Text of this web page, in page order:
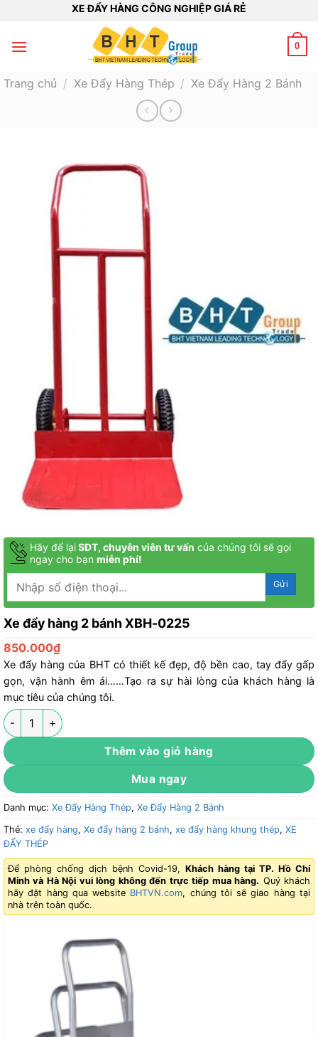
nội
XE ĐẨY HÀNG CÔNG NGHIỆP GIÁ RẺ
0
Trang chủ / Xe Đẩy Hàng Thép / Xe Đẩy Hàng 2 Bánh
Hãy để lạiSĐT, chuyên viên tư vấn của chúng tôi sẽ gọi
ngay cho bạn miễn phí!
Xe đẩy hàng 2 bánh XBH-0225
850.000₫
Xe đẩy hàng của BHT có thiết kế đẹp, độ bền cao, tay đẩy gấp
gọn, vận hành êm ái……Tạo ra sự hài lòng của khách hàng là
mục tiêu của chúng tôi.
Xe đẩy hàng 2 bánh XBH-0225 số lượng
Thêm vào giỏ hàng
Mua ngay
Danh mục: Xe Đẩy Hàng Thép, Xe Đẩy Hàng 2 Bánh
Thẻ: xe đẩy hàng, Xe đẩy hàng 2 bánh, xe đẩy hàng khung thép, XE
ĐẨY THÉP
Để phòng chống dịch bệnh Covid-19, Khách hàng tại TP. Hồ Chí
Minh và Hà Nội vui lòng không đến trực tiếp mua hàng. Quý khách
hãy đặt hàng qua website BHTVN.com, chúng tôi sẽ giao hàng tại
nhà trên toàn quốc.